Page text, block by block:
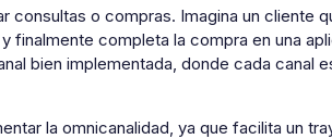
consultas o compras. Imagina un cliente
completa la compra en una
bien implementada, donde cada canal
la omnicanalidad, ya que facilita un